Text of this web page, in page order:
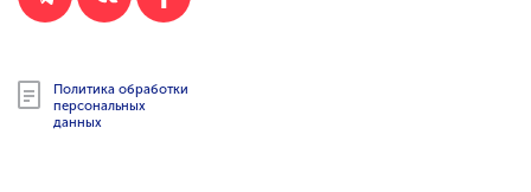
Политика обработки
персональных
данных